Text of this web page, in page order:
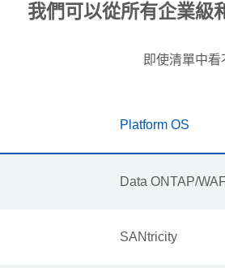
我們可以從所有企業級
即使清單中
Platform OS
Data ONTAP/
SANtricity